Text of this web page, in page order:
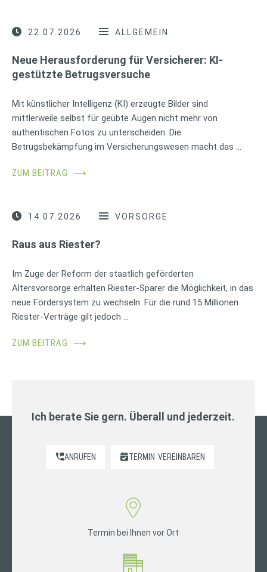
22.07.2026 ALLGEMEIN
Neue Herausforderung für Versicherer: KI-
gestützte Betrugsversuche
Mit künstlicher Intelligenz (KI) erzeugte Bilder sind
mittlerweile selbst für geübte Augen nicht mehr von
authentischen Fotos zu unterscheiden. Die
Betrugsbekämpfung im Versicherungswesen macht das …
ZUM BEITRAG ⟶
14.07.2026 VORSORGE
Raus aus Riester?
Im Zuge der Reform der staatlich geförderten
Altersvorsorge erhalten Riester-Sparer die Möglichkeit, in das
neue Fördersystem zu wechseln. Für die rund 15 Millionen
Riester-Verträge gilt jedoch …
ZUM BEITRAG ⟶
Ich berate Sie gern. Überall und jederzeit.
ANRUFEN TERMIN VEREINBAREN
Termin bei Ihnen vor Ort